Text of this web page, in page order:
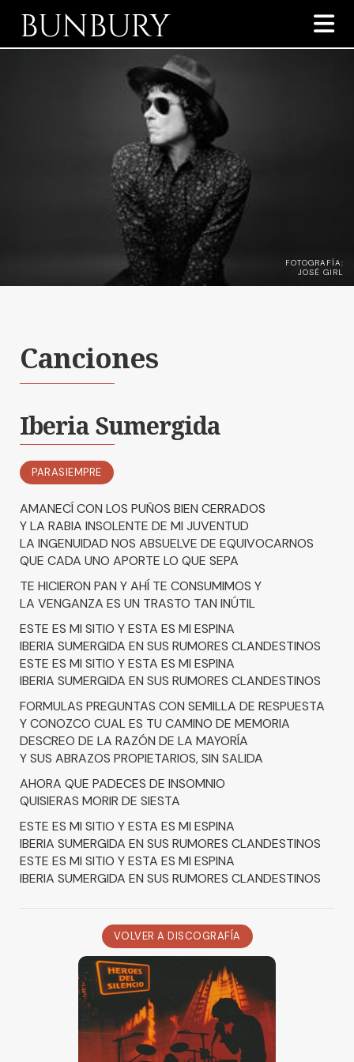
BUNBURY 
FOTOGRAFÍA:
JOSÉ GIRL
Canciones
Iberia Sumergida
PARASIEMPRE
AMANECÍ CON LOS PUÑOS BIEN CERRADOS
Y LA RABIA INSOLENTE DE MI JUVENTUD
LA INGENUIDAD NOS ABSUELVE DE EQUIVOCARNOS
QUE CADA UNO APORTE LO QUE SEPA
TE HICIERON PAN Y AHÍ TE CONSUMIMOS Y
LA VENGANZA ES UN TRASTO TAN INÚTIL
ESTE ES MI SITIO Y ESTA ES MI ESPINA
IBERIA SUMERGIDA EN SUS RUMORES CLANDESTINOS
ESTE ES MI SITIO Y ESTA ES MI ESPINA
IBERIA SUMERGIDA EN SUS RUMORES CLANDESTINOS
FORMULAS PREGUNTAS CON SEMILLA DE RESPUESTA
Y CONOZCO CUAL ES TU CAMINO DE MEMORIA
DESCREO DE LA RAZÓN DE LA MAYORÍA
Y SUS ABRAZOS PROPIETARIOS, SIN SALIDA
AHORA QUE PADECES DE INSOMNIO
QUISIERAS MORIR DE SIESTA
ESTE ES MI SITIO Y ESTA ES MI ESPINA
IBERIA SUMERGIDA EN SUS RUMORES CLANDESTINOS
ESTE ES MI SITIO Y ESTA ES MI ESPINA
IBERIA SUMERGIDA EN SUS RUMORES CLANDESTINOS
VOLVER A DISCOGRAFÍA